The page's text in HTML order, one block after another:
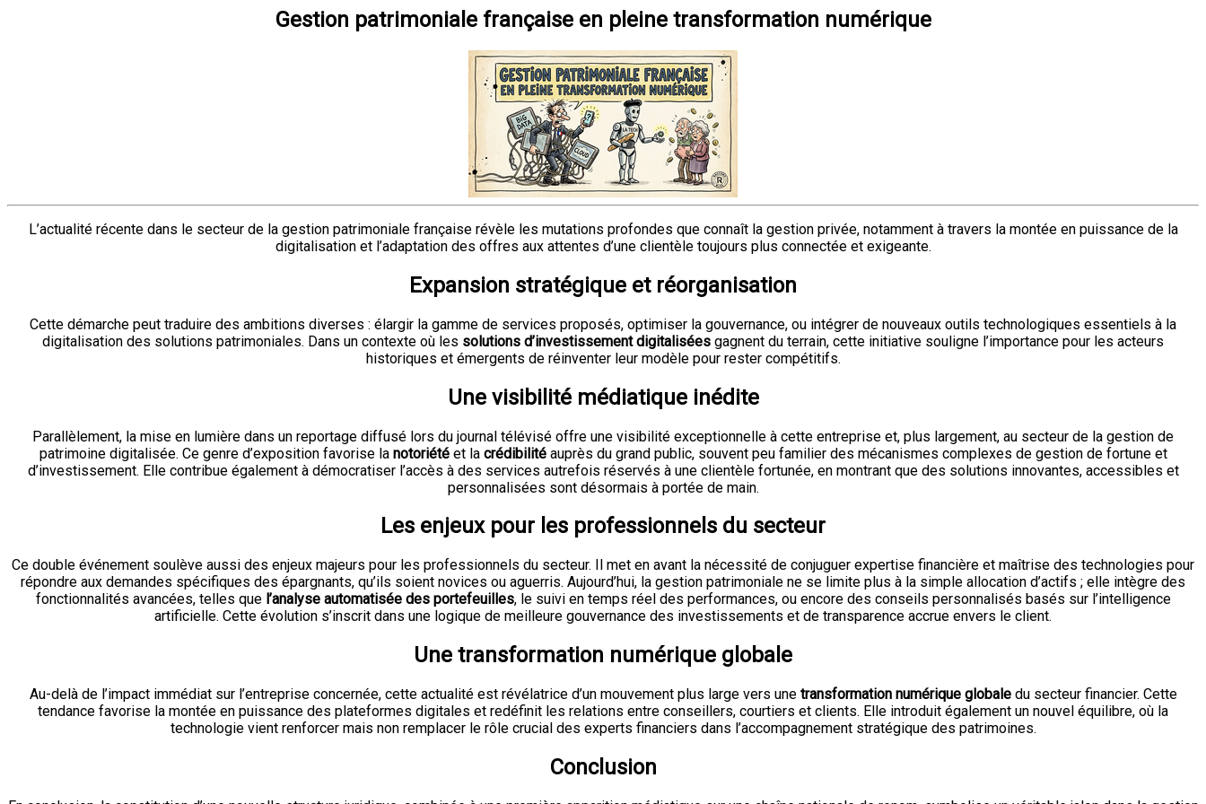
Gestion patrimoniale française en pleine transformation numérique
L’actualité récente dans le secteur de la gestion patrimoniale française révèle les mutations profondes que connaît la gestion privée, notamment à travers la montée en puissance de la
digitalisation et l’adaptation des offres aux attentes d’une clientèle toujours plus connectée et exigeante.
Expansion stratégique et réorganisation
Cette démarche peut traduire des ambitions diverses : élargir la gamme de services proposés, optimiser la gouvernance, ou intégrer de nouveaux outils technologiques essentiels à la
digitalisation des solutions patrimoniales. Dans un contexte où les solutions d’investissement digitalisées gagnent du terrain, cette initiative souligne l’importance pour les acteurs
historiques et émergents de réinventer leur modèle pour rester compétitifs.
Une visibilité médiatique inédite
Parallèlement, la mise en lumière dans un reportage diffusé lors du journal télévisé offre une visibilité exceptionnelle à cette entreprise et, plus largement, au secteur de la gestion de
patrimoine digitalisée. Ce genre d’exposition favorise la notoriétéet la crédibilitéauprès du grand public, souvent peu familier des mécanismes complexes de gestion de fortune et
d’investissement. Elle contribue également à démocratiser l’accès à des services autrefois réservés à une clientèle fortunée, en montrant que des solutions innovantes, accessibles et
personnalisées sont désormais à portée de main.
Les enjeux pour les professionnels du secteur
Ce double événement soulève aussi des enjeux majeurs pour les professionnels du secteur. Il met en avant la nécessité de conjuguer expertise financière et maîtrise des technologies pour
répondre aux demandes spécifiques des épargnants, qu’ils soient novices ou aguerris. Aujourd’hui, la gestion patrimoniale ne se limite plus à la simple allocation d’actifs ; elle intègre des
fonctionnalités avancées, telles que l’analyse automatisée des portefeuilles, le suivi en temps réel des performances, ou encore des conseils personnalisés basés sur l’intelligence
artificielle. Cette évolution s’inscrit dans une logique de meilleure gouvernance des investissements et de transparence accrue envers le client.
Une transformation numérique globale
Au-delà de l’impact immédiat sur l’entreprise concernée, cette actualité est révélatrice d’un mouvement plus large vers une transformation numérique globaledu secteur financier. Cette
tendance favorise la montée en puissance des plateformes digitales et redéfinit les relations entre conseillers, courtiers et clients. Elle introduit également un nouvel équilibre, où la
technologie vient renforcer mais non remplacer le rôle crucial des experts financiers dans l’accompagnement stratégique des patrimoines.
Conclusion